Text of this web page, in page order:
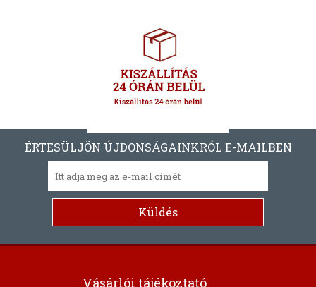
ÉRTESÜLJÖN ÚJDONSÁGAINKRÓL E-MAILBEN
Vásárlói tájékoztató